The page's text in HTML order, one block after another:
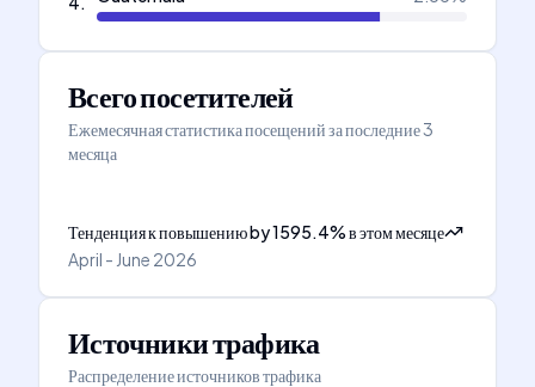
Всего посетителей
Ежемесячная статистика посещений за последние 3
месяца
Тенденция к повышениюby1595.4%в этом месяце
April - June 2026
Источники трафика
Распределение источников трафика